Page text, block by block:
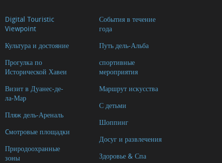
Digital Touristic
Viewpoint
Культура и достояние
Прогулка по
Исторической Хавеи
Визит в Дуанес-де-
ла-Мар
Пляж дель-Ареналь
Cмотровые площадки
Природоохранные
зоны
События в течение
года
Путь дель-Альба
спортивные
мероприятия
Маршрут искусства
С детьми
Шоппинг
Досуг и развлечения
Здоровье & Спа